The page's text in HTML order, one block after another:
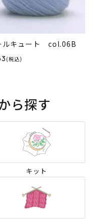
ルキュート col.06B
(税込)
ら探す
キット